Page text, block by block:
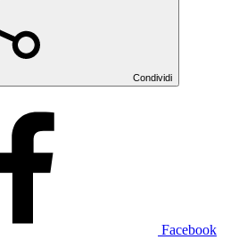
Condividi
Facebook